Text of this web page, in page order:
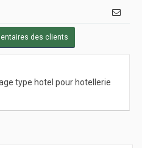
des clients
type hotel pour hotellerie